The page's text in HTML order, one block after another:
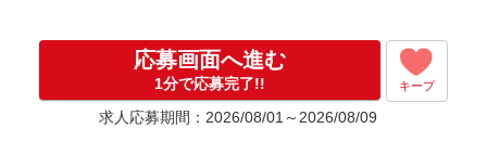
応募画面へ進む
1分で応募完了!! キープ
求人応募期間：2026/08/01～2026/08/09